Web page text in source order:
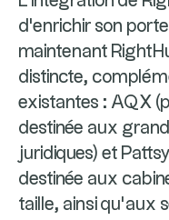
d'enrichir son
maintenant
distincte,
existantes : AQX
destinée aux
juridiques) et
destinée aux
taille, ainsi qu’aux